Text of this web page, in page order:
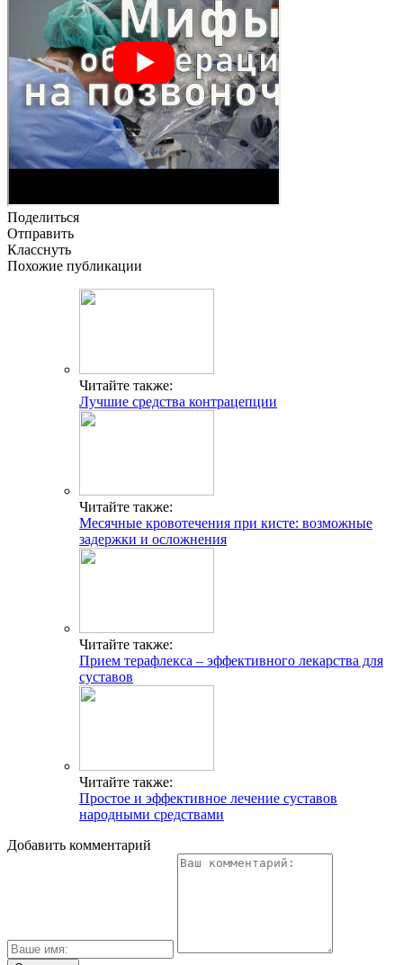
Поделиться
Отправить
Класснуть
Похожие публикации
Читайте также:
Лучшие средства контрацепции
Читайте также:
Месячные кровотечения при кисте: возможные
задержки и осложнения
Читайте также:
Прием терафлекса – эффективного лекарства для
суставов
Читайте также:
Простое и эффективное лечение суставов
народными средствами
Добавить комментарий